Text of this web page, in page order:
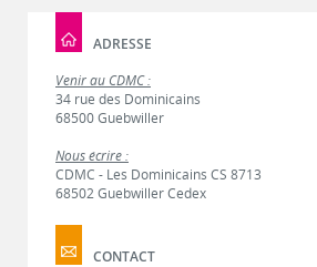
ADRESSE
Venir au CDMC :
34 rue des Dominicains
68500 Guebwiller
Nous écrire :
CDMC - Les Dominicains CS 8713
68502 Guebwiller Cedex
CONTACT